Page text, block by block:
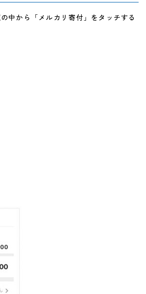
から「メルカリ寄付」をタッチする